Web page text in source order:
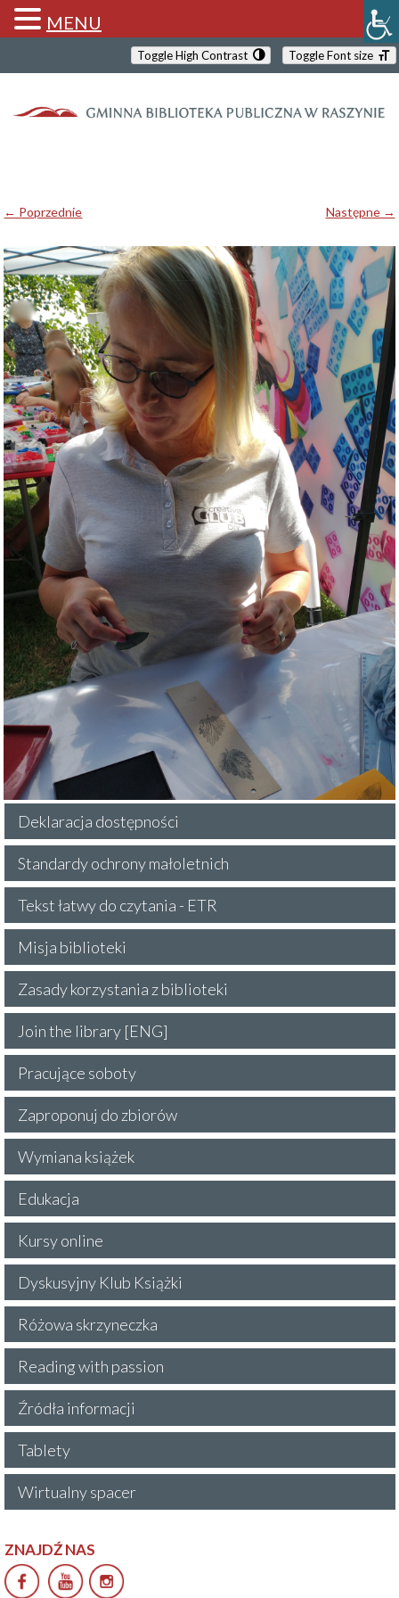
Toggle High Contrast Toggle Font size
← Poprzednie Następne →
Deklaracja dostępności
Standardy ochrony małoletnich
Tekst łatwy do czytania - ETR
Misja biblioteki
Zasady korzystania z biblioteki
Join the library [ENG]
Pracujące soboty
Zaproponuj do zbiorów
Wymiana książek
Edukacja
Kursy online
Dyskusyjny Klub Książki
Różowa skrzyneczka
Reading with passion
Źródła informacji
Tablety
Wirtualny spacer
ZNAJDŹ NAS
MENU